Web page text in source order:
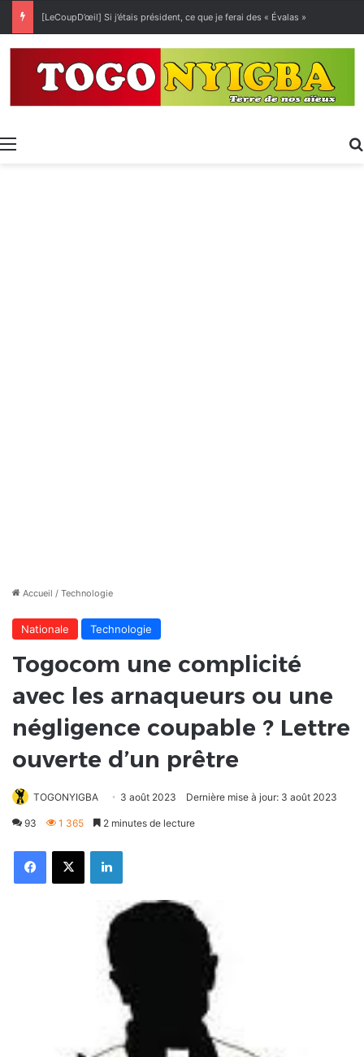
[LeCoupD’œil] Si j’étais président, ce que je ferai des « Évalas »
Menu
Accueil / Technologie
Nationale Technologie
Togocom une complicité
avec les arnaqueurs ou une
négligence coupable ? Lettre
ouverte d’un prêtre
TOGONYIGBA 3 août 2023 Dernière mise à jour: 3 août 2023
93 1 365 2 minutes de lecture
FacebookX Linkedin